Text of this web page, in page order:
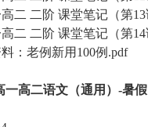
二阶 课堂笔记（第13
二阶 课堂笔记（第14
老例新用100例.pdf
一高二语文（通用）-暑假